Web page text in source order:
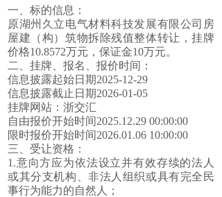
一、标的信息：
原湖州久立电气材料科技发展有限公司房
屋建（构）筑物拆除残值整体转让，挂牌
价格10.8572万元，保证金10万元。
二、挂牌、报名、报价时间：
信息披露起始日期2025-12-29
信息披露截止日期2026-01-05
挂牌网站：浙交汇
自由报价开始时间2025.12.29 00:00:00
限时报价开始时间2026.01.06 10:00:00
三、受让资格：
1.意向方应为依法设立并有效存续的法人
或其分支机构、非法人组织或具有完全民
事行为能力的自然人；